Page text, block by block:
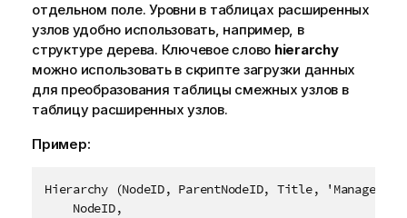
отдельном поле. Уровни в таблицах расширенных
узлов удобно использовать, например, в
структуре дерева. Ключевое слово hierarchy
можно использовать в скрипте загрузки данных
для преобразования таблицы смежных узлов в
таблицу расширенных узлов.
Пример:
Hierarchy (NodeID, ParentNodeID, Title, 'Manager')
    NodeID,